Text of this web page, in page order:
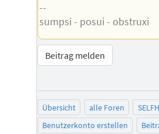
--
sumpsi - posui - obstruxi
Beitrag melden
Übersicht alle Foren
Benutzerkonto erstellen